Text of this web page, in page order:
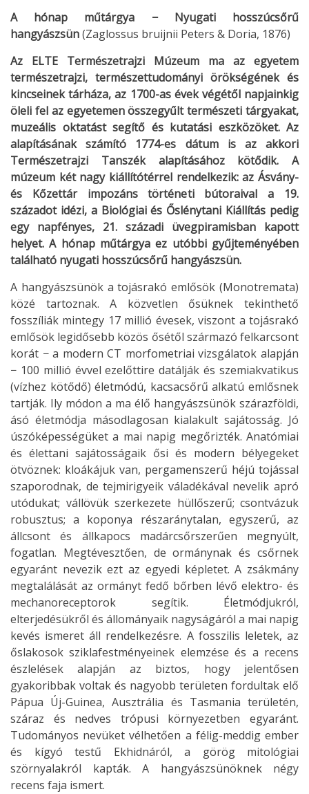
A hónap műtárgya − Nyugati hosszúcsőrű
hangyászsün(Zaglossus bruijnii Peters & Doria, 1876)
Az ELTE Természetrajzi Múzeum ma az egyetem
természetrajzi, természettudományi örökségének és
kincseinek tárháza, az 1700-as évek végétől napjainkig
öleli fel az egyetemen összegyűlt természeti tárgyakat,
muzeális oktatást segítő és kutatási eszközöket. Az
alapításának számító 1774-es dátum is az akkori
Természetrajzi Tanszék alapításához kötődik. A
múzeum két nagy kiállítótérrel rendelkezik: az Ásvány-
és Kőzettár impozáns történeti bútoraival a 19.
századot idézi, a Biológiai és Őslénytani Kiállítás pedig
egy napfényes, 21. századi üvegpiramisban kapott
helyet. A hónap műtárgya ez utóbbi gyűjteményében
található nyugati hosszúcsőrű hangyászsün.
A hangyászsünök a tojásrakó emlősök (Monotremata)
közé tartoznak. A közvetlen ősüknek tekinthető
fosszíliák mintegy 17 millió évesek, viszont a tojásrakó
emlősök legidősebb közös ősétől származó felkarcsont
korát − a modern CT morfometriai vizsgálatok alapján
− 100 millió évvel ezelőttire datálják és szemiakvatikus
(vízhez kötődő) életmódú, kacsacsőrű alkatú emlősnek
tartják. Ily módon a ma élő hangyászsünök szárazföldi,
ásó életmódja másodlagosan kialakult sajátosság. Jó
úszóképességüket a mai napig megőrizték. Anatómiai
és élettani sajátosságaik ősi és modern bélyegeket
ötvöznek: kloákájuk van, pergamenszerű héjú tojással
szaporodnak, de tejmirigyeik váladékával nevelik apró
utódukat; vállövük szerkezete hüllőszerű; csontvázuk
robusztus; a koponya részaránytalan, egyszerű, az
állcsont és állkapocs madárcsőrszerűen megnyúlt,
fogatlan. Megtévesztően, de ormánynak és csőrnek
egyaránt nevezik ezt az egyedi képletet. A zsákmány
megtalálását az ormányt fedő bőrben lévő elektro- és
mechanoreceptorok segítik. Életmódjukról,
elterjedésükről és állományaik nagyságáról a mai napig
kevés ismeret áll rendelkezésre. A fosszilis leletek, az
őslakosok sziklafestményeinek elemzése és a recens
észlelések alapján az biztos, hogy jelentősen
gyakoribbak voltak és nagyobb területen fordultak elő
Pápua Új-Guinea, Ausztrália és Tasmania területén,
száraz és nedves trópusi környezetben egyaránt.
Tudományos nevüket vélhetően a félig-meddig ember
és kígyó testű Ekhidnáról, a görög mitológiai
szörnyalakról kapták. A hangyászsünöknek négy
recens faja ismert.